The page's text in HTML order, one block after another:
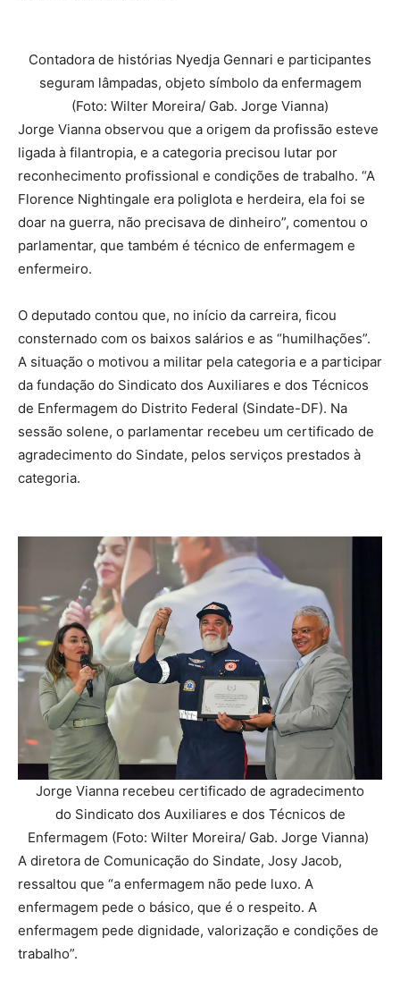
Contadora de histórias Nyedja Gennari e participantes
seguram lâmpadas, objeto símbolo da enfermagem
(Foto: Wilter Moreira/ Gab. Jorge Vianna)
Jorge Vianna observou que a origem da profissão esteve
ligada à filantropia, e a categoria precisou lutar por
reconhecimento profissional e condições de trabalho. “A
Florence Nightingale era poliglota e herdeira, ela foi se
doar na guerra, não precisava de dinheiro”, comentou o
parlamentar, que também é técnico de enfermagem e
enfermeiro.
O deputado contou que, no início da carreira, ficou
consternado com os baixos salários e as “humilhações”.
A situação o motivou a militar pela categoria e a participar
da fundação do Sindicato dos Auxiliares e dos Técnicos
de Enfermagem do Distrito Federal (Sindate-DF). Na
sessão solene, o parlamentar recebeu um certificado de
agradecimento do Sindate, pelos serviços prestados à
categoria.
Jorge Vianna recebeu certificado de agradecimento
do Sindicato dos Auxiliares e dos Técnicos de
Enfermagem (Foto: Wilter Moreira/ Gab. Jorge Vianna)
A diretora de Comunicação do Sindate, Josy Jacob,
ressaltou que “a enfermagem não pede luxo. A
enfermagem pede o básico, que é o respeito. A
enfermagem pede dignidade, valorização e condições de
trabalho”.